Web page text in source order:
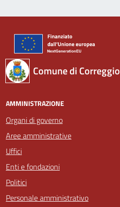
Comune di Correggio
AMMINISTRAZIONE
Organi di governo
Aree amministrative
Uffici
Enti e fondazioni
Politici
Personale amministrativo